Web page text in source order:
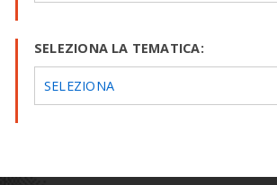
SELEZIONA LA TEMATICA:
SELEZIONA